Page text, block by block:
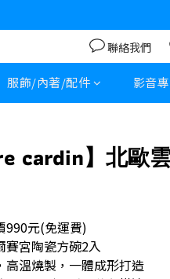
聯絡我們
服飾/內著/配件 影音
cardin】北歐
990元(免運費)
賽宮陶瓷方碗2入
高溫燒製，一體成形打造